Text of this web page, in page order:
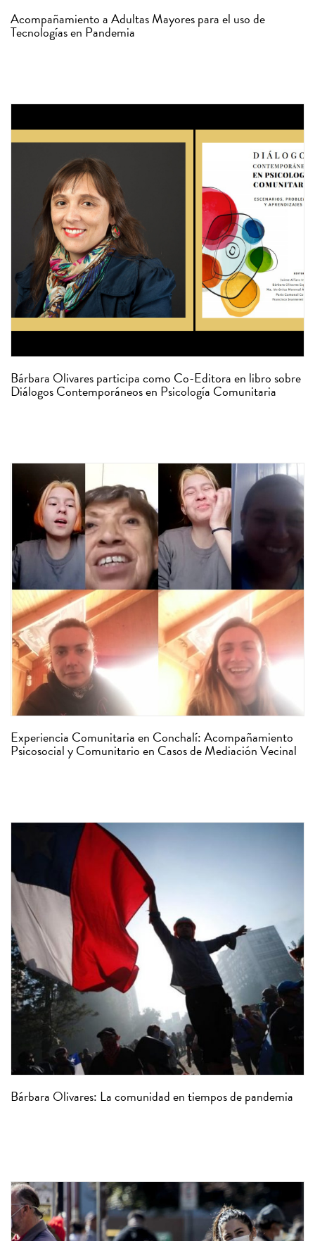
Acompañamiento a Adultas Mayores para el uso de
Tecnologías en Pandemia
Bárbara Olivares participa como Co-Editora en libro sobre
Diálogos Contemporáneos en Psicología Comunitaria
Experiencia Comunitaria en Conchalí: Acompañamiento
Psicosocial y Comunitario en Casos de Mediación Vecinal
Bárbara Olivares: La comunidad en tiempos de pandemia